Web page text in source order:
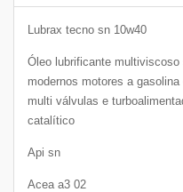
Lubrax tecno sn 10w40
Óleo lubrificante
modernos motores a
multi válvulas e
catalítico
Api sn
Acea a3 02